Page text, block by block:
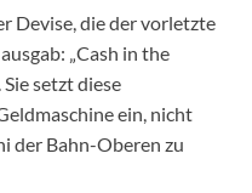
Devise, die der vorletzte
„Cash in the
Sie setzt diese
ein, nicht
der Bahn-Oberen zu